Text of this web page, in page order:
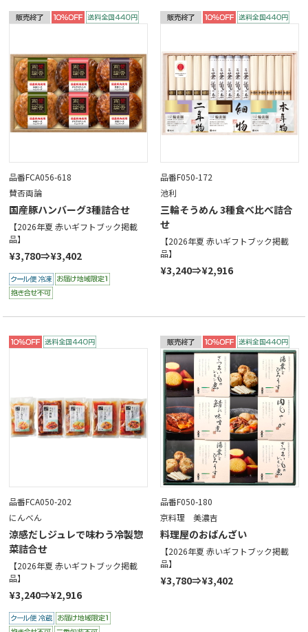
品番FCA056-618
賛否両論
国産豚ハンバーグ3種詰合せ
【2026年夏 赤いギフトブック掲載
品】
¥3,780⇒¥3,402
品番F050-172
池利
三輪そうめん 3種食べ比べ詰合
せ
【2026年夏 赤いギフトブック掲載
品】
¥3,240⇒¥2,916
品番FCA050-202
にんべん
涼感だしジュレで味わう冷製惣
菜詰合せ
【2026年夏 赤いギフトブック掲載
品】
¥3,240⇒¥2,916
品番F050-180
京料理 美濃吉
料理屋のおばんざい
【2026年夏 赤いギフトブック掲載
品】
¥3,780⇒¥3,402